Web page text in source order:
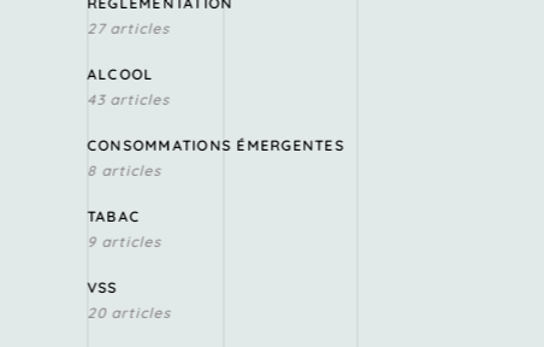
27 articles
ALCOOL
43 articles
CONSOMMATIONS ÉMERGENTES
8 articles
TABAC
9 articles
VSS
20 articles